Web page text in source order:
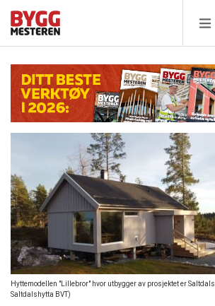
Hyttemodellen "Lillebror" hvor utbygger av prosjektet er
Saltdalshytta BVT)